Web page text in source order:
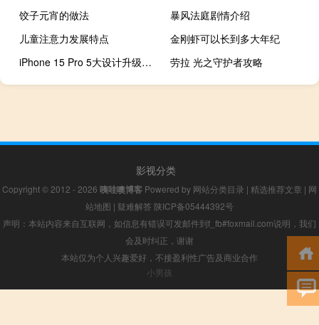
饺子元宵的做法
暴风法庭剧情介绍
儿童注意力发展特点
金刚虾可以长到多大年纪
iPhone 15 Pro 5大设计升级让iPhone 15显得无趣
劳拉 光之守护者攻略
影视分类
Copyright © 2012 - 2026 咦哇噢博客 Powered by 网站分类目录 | 精选推荐文章 | 网
站地图 | 疑难解答 陕ICP备05444392号
声明：本站内容来自互联网，如信息有错误可发邮件到f_fb#foxmail.com说明，我们
会及时纠正，谢谢
本站仅为个人兴趣爱好，不接盈利性广告及商业合作
小男孩